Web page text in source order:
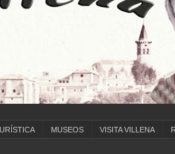
MUSEOS VISITA VILLENA